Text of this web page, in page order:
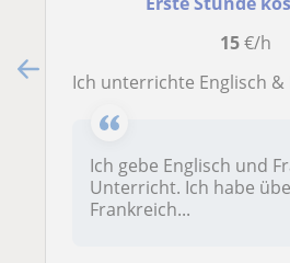
15€/h
Ich unterrichte Englisch & Französisch in jedem Niveau sowie die Vorbereitung aller Diplome.Ich
Ich gebe Englisch und
Unterricht. Ich habe
Frankreich...